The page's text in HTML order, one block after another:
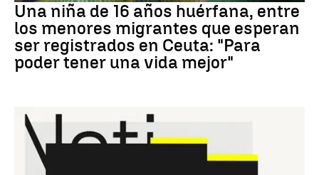
Una niña de 16 años huérfana, entre
los menores migrantes que esperan
ser registrados en Ceuta: "Para
poder tener una vida mejor"